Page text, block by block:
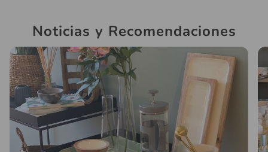
Noticias y Recomendaciones